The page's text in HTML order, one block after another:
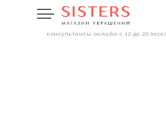
консультанты онлайн с 12 до 20 (мск)